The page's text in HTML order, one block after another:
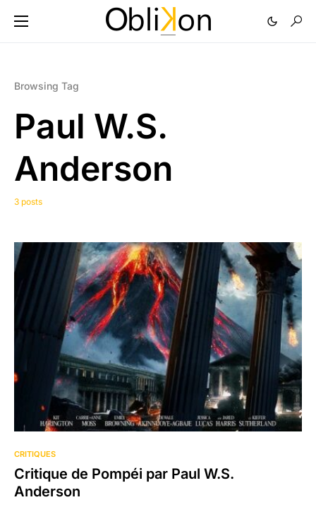
Browsing Tag
Paul W.S.
Anderson
3 posts
CRITIQUES
Critique de Pompéi par Paul W.S.
Anderson